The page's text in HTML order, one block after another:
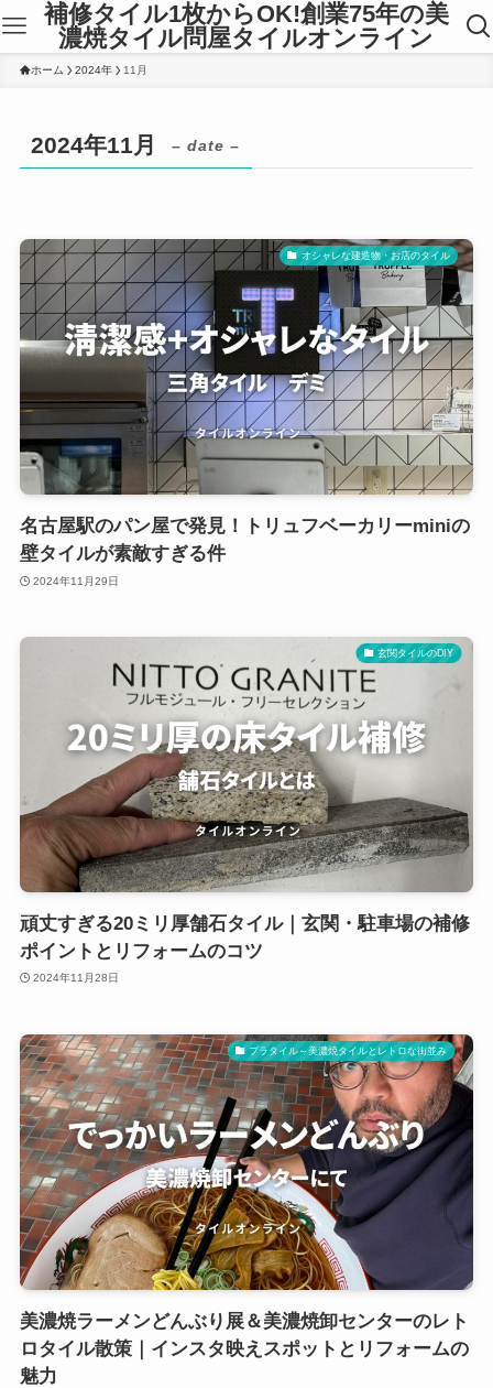
補修タイル1枚からOK!創業75年の美
濃焼タイル問屋タイルオンライン
ホーム 2024年 11月
2024年11月 – date –
オシャレな建造物・お店のタイル
名古屋駅のパン屋で発見！トリュフベーカリーminiの
壁タイルが素敵すぎる件
2024年11月29日
玄関タイルのDIY
頑丈すぎる20ミリ厚舗石タイル｜玄関・駐車場の補修
ポイントとリフォームのコツ
2024年11月28日
ブラタイル～美濃焼タイルとレトロな街並み
美濃焼ラーメンどんぶり展＆美濃焼卸センターのレト
ロタイル散策｜インスタ映えスポットとリフォームの
魅力